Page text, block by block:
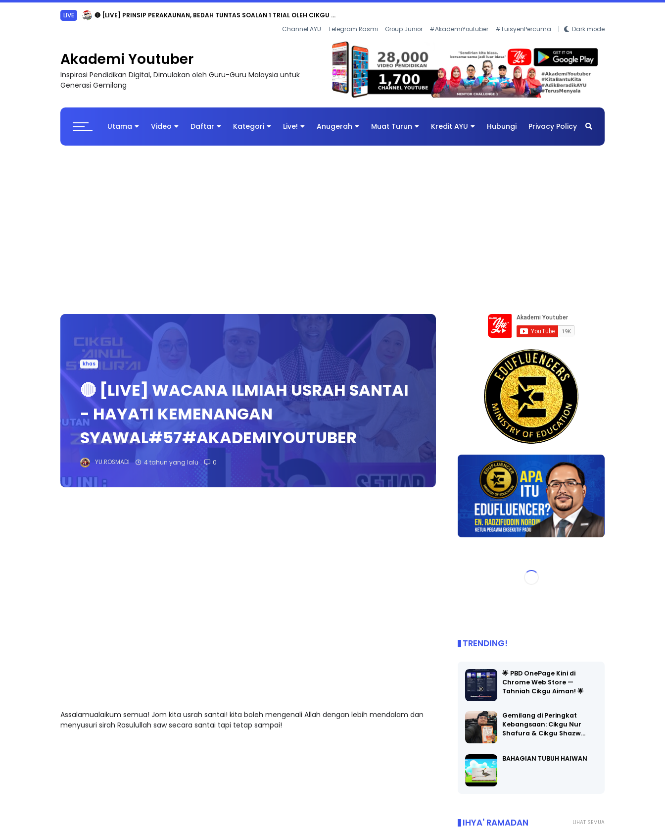
TRANSFORMASI DIGITAL GURU SIRI 7 : PAHLAWAN DIGITAL PENYELAMAT DUNIA
Channel AYU Telegram Rasmi Group Junior #AkademiYoutuber #TuisyenPercuma Dark mode
Akademi Youtuber
Inspirasi Pendidikan Digital, Dimulakan oleh Guru-Guru Malaysia untuk
Generasi Gemilang
Utama Video Daftar Kategori Live! Anugerah Muat Turun Kredit AYU Hubungi Privacy Policy
khas
🔴 [LIVE] WACANA ILMIAH USRAH SANTAI
- HAYATI KEMENANGAN
SYAWAL#57#AKADEMIYOUTUBER
YU.ROSMADI 4 tahun yang lalu 0
Assalamualaikum semua! Jom kita usrah santai! kita boleh mengenali Allah dengan lebih mendalam dan
menyusuri sirah Rasulullah saw secara santai tapi tetap sampai!
TRENDING!
🌟 PBD OnePage Kini di
Chrome Web Store —
Tahniah Cikgu Aiman! 🌟
Gemilang di Peringkat
Kebangsaan: Cikgu Nur
Shafura & Cikgu Shazw…
BAHAGIAN TUBUH HAIWAN
LIHAT SEMUA
IHYA' RAMADAN